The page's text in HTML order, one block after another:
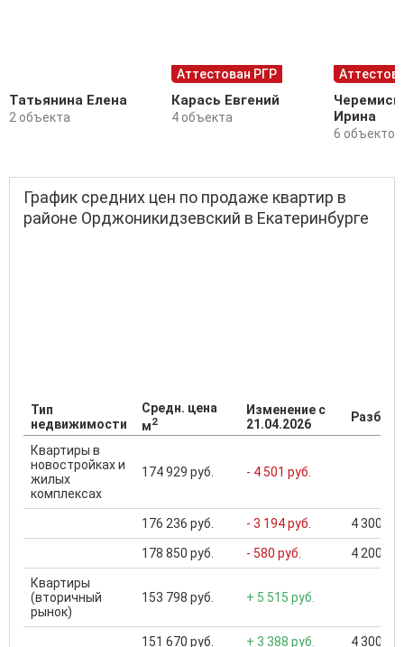
Татьянина Елена
2 объекта
Аттестован РГР
Карась Евгений
4 объекта
Ирина
6 объектов
График средних цен по продаже квартир в
районе Орджоникидзевский в Екатеринбурге
Тип
недвижимости
Средн. цена
м2
Изменение с
21.04.2026
Квартиры в
новостройках и
жилых
комплексах
174 929 руб. - 4 501 руб.
176 236 руб. - 3 194 руб. 4 300
178 850 руб. - 580 руб. 4 200
Квартиры
(вторичный
рынок)
153 798 руб. + 5 515 руб.
151 670 руб. + 3 388 руб. 4 300